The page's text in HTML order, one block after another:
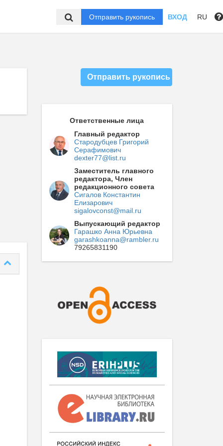
Отправить рукопись ВХОД RU
Отправить рукопись
Ответственные лица
Главный редактор
Стародубцев Григорий
Серафимович
dexter77@list.ru
Заместитель главного
редактора, Член
редакционного совета
Сигалов Константин
Елизарович
sigalovconst@mail.ru
Выпускающий редактор
Гарашко Анна Юрьевна
garashkoanna@rambler.ru
79265831190